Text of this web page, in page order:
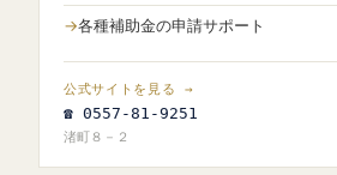
各種補助金の申請サポート
公式サイトを見る →
☎ 0557-81-9251
渚町８－２